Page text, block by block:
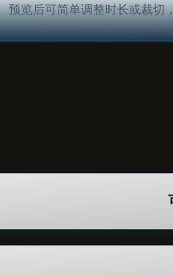
预览后可简单调整时长或裁切